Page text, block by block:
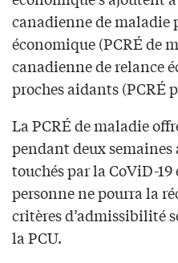
canadienne de maladie
économique (PCRÉ de
canadienne de relance
proches aidants (PCRÉ
La PCRÉ de maladie
pendant deux
touchés par la CoViD-
personne ne pourra la
critères d’admissibilité
la PCU.